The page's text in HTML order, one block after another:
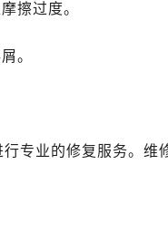
擦过度。
。
专业的修复服务。维